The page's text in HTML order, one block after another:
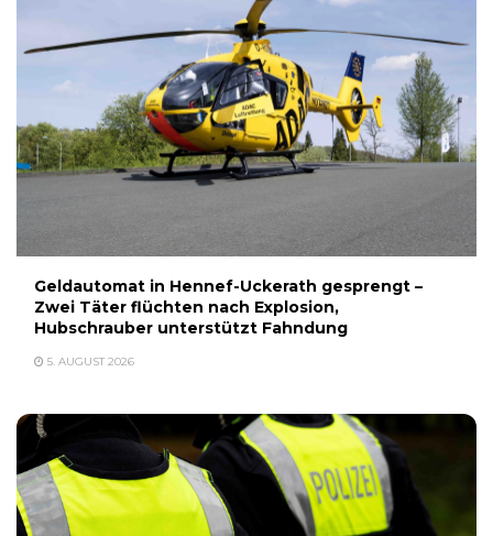
Geldautomat in Hennef-Uckerath gesprengt –
Zwei Täter flüchten nach Explosion,
Hubschrauber unterstützt Fahndung
5. AUGUST 2026